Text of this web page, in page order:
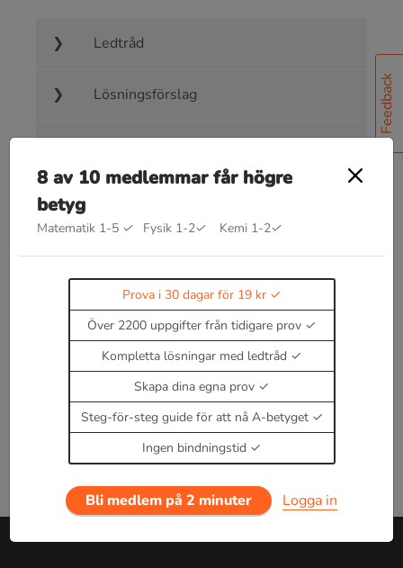
Feedback
Ledtråd
Lösningsförslag
Bra att kunna inom grundtoner
Kommer snart!
Enbart medlemmar kan kommentera.Prova i 30
dagar för 19 kr.
ellerBli medlem nu
8 av 10 medlemmar får högre
betyg
Matematik 1-5 ✓ Fysik 1-2✓ Kemi 1-2✓
Prova i 30 dagar för 19 kr
Över 2200 uppgifter från tidigare prov
Kompletta lösningar med ledtråd
Skapa dina egna prov
Steg-för-steg guide för att nå A-betyget
Ingen bindningstid
Bli medlem på 2 minuter Logga in